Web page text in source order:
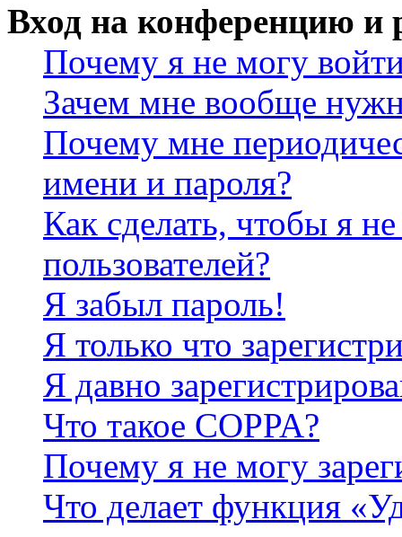
Вход на конференцию и
Почему я не могу
Зачем мне вообще
Почему мне
имени и пароля?
Как сделать, чтобы я
пользователей?
Я забыл пароль!
Я только что
Я давно
Что такое COPPA?
Почему я не могу
Что делает функция